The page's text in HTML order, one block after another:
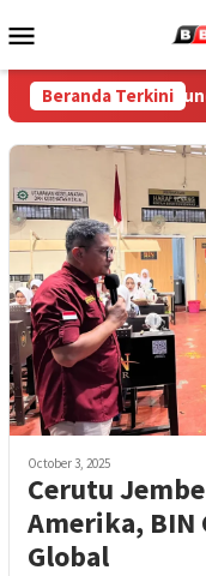
to
Menu
Beranda Terkini
Jember
October 3, 2025
Cerutu
Amerika, BIN
Global